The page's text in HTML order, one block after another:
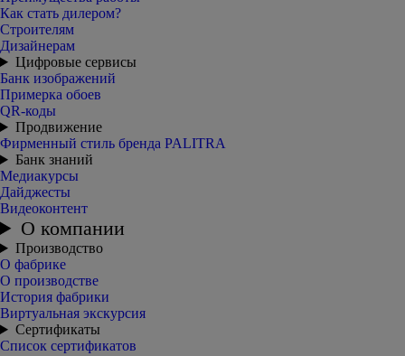
Как стать дилером?
Строителям
Дизайнерам
Цифровые сервисы
Банк изображений
Примерка обоев
QR-коды
Продвижение
Фирменный стиль бренда PALITRA
Банк знаний
Медиакурсы
Дайджесты
Видеоконтент
О компании
Производство
О фабрике
О производстве
История фабрики
Виртуальная экскурсия
Сертификаты
Список сертификатов